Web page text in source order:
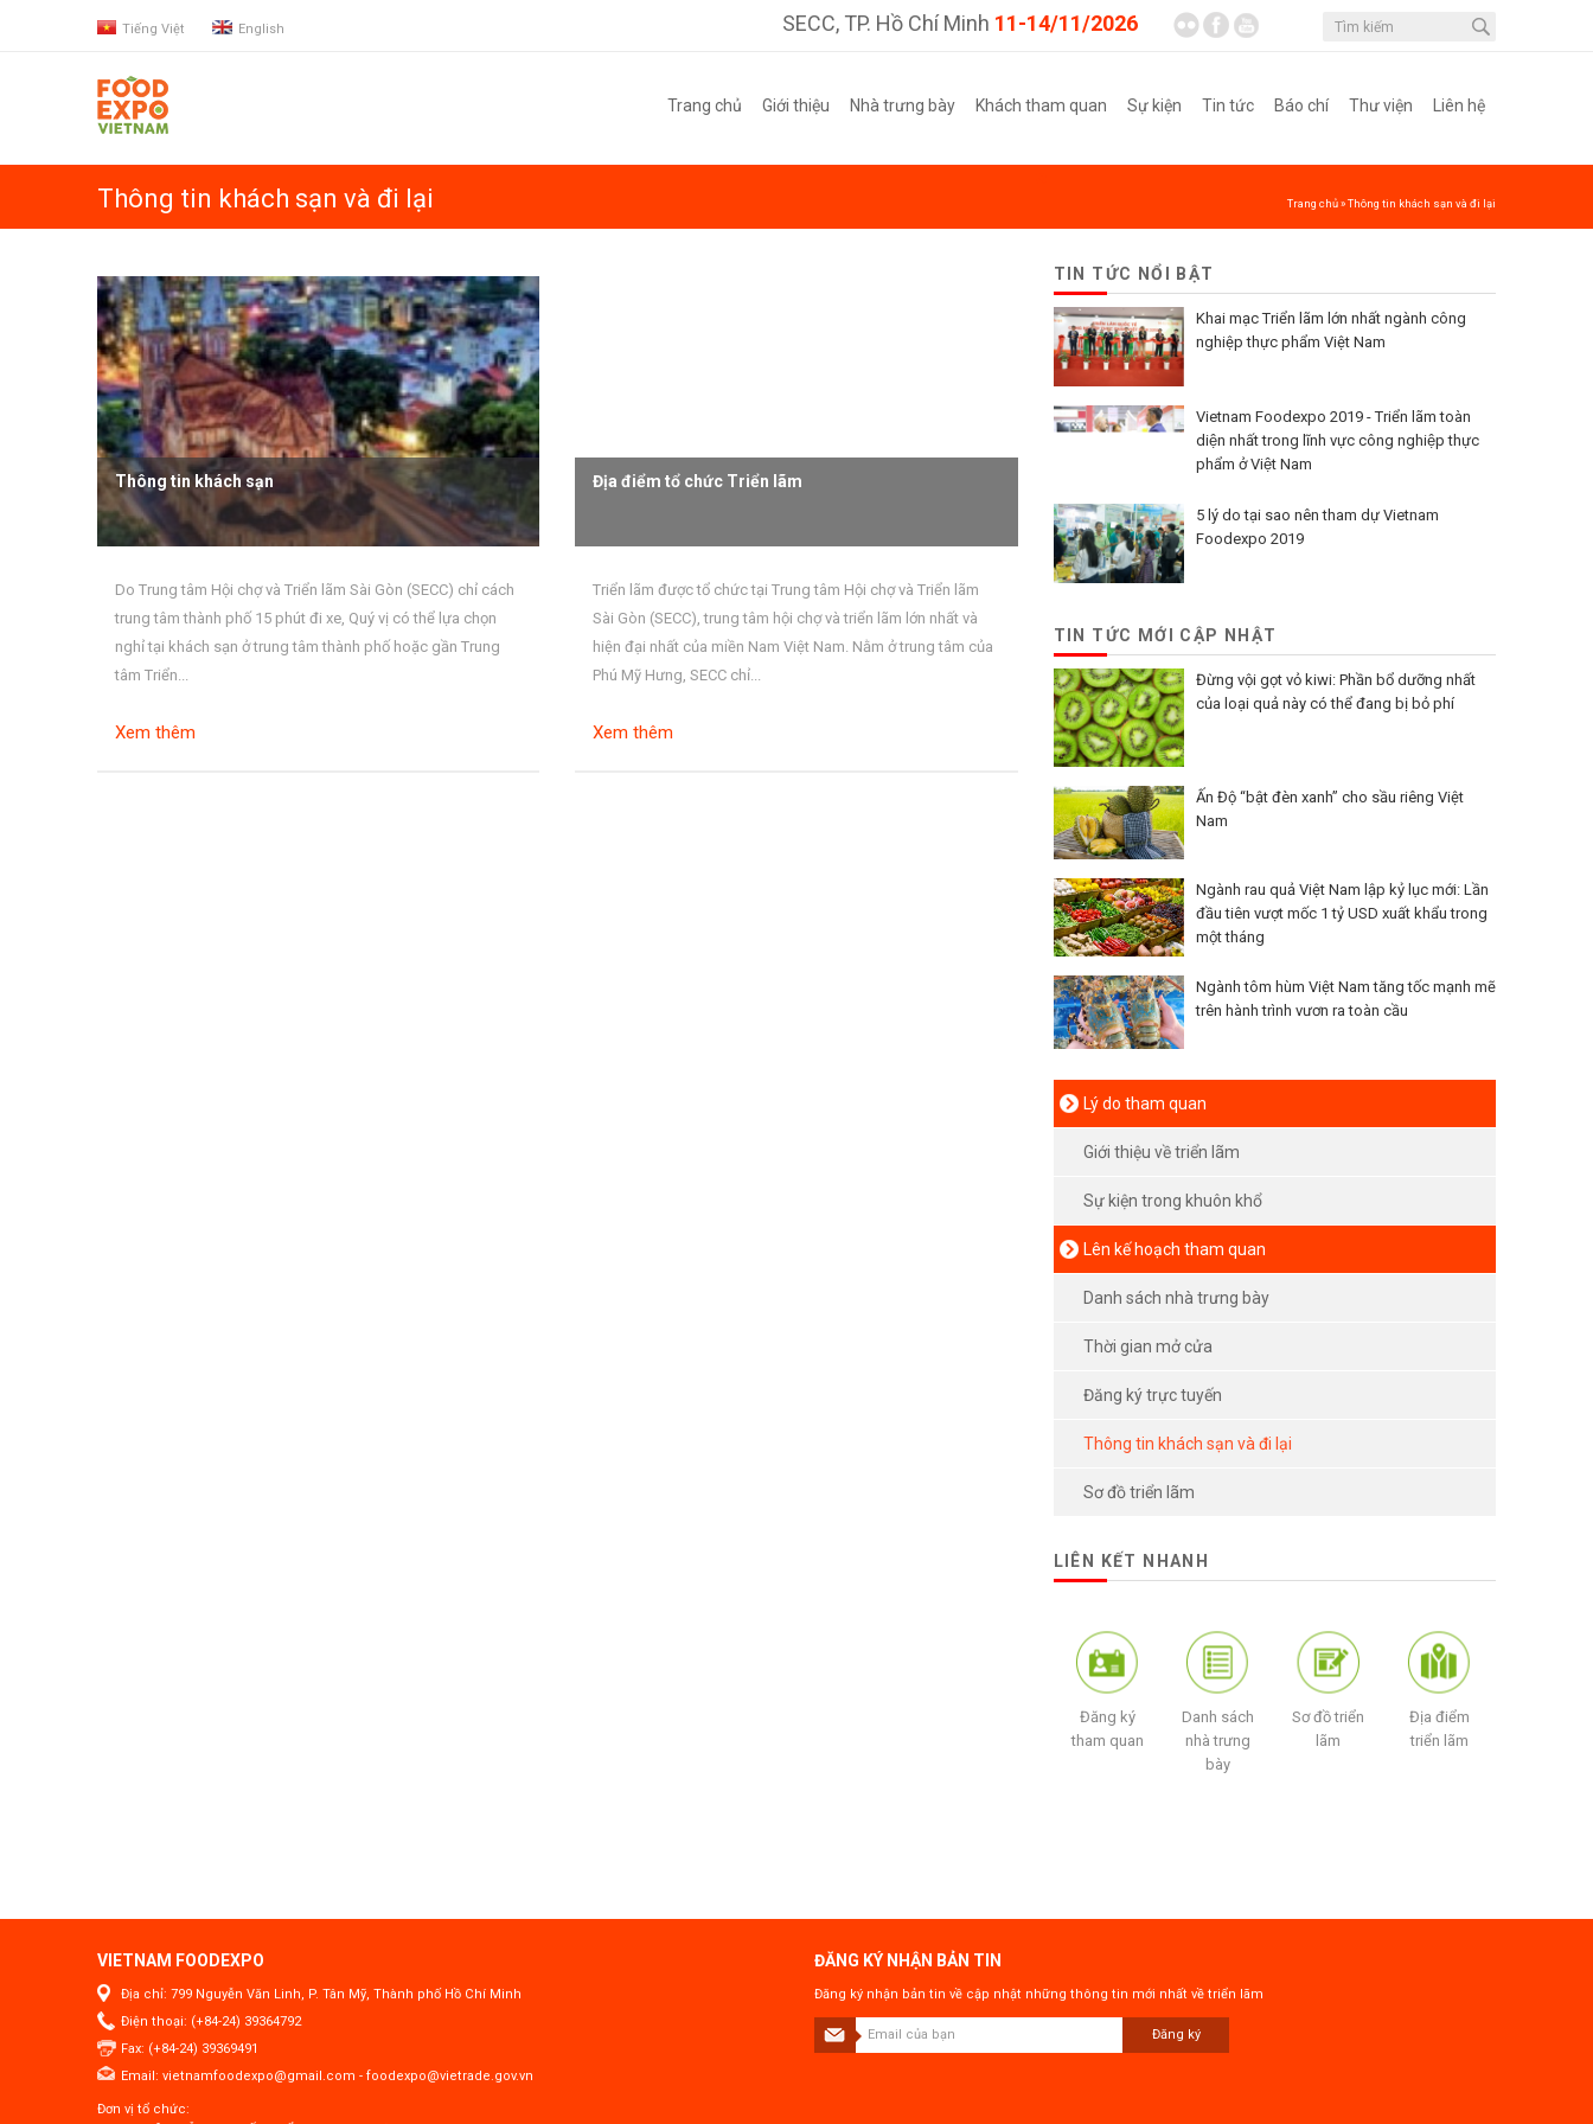
Tiếng Việt English SECC, TP. Hồ Chí Minh 11-14/11/2026
Trang chủ Giới thiệu Nhà trưng bày Khách tham quan Sự kiện Tin tức Báo chí Thư viện Liên hệ
Thông tin khách sạn và đi lại Trang chủ»Thông tin khách sạn và đi lại
Thông tin khách sạn
Do Trung tâm Hội chợ và Triển lãm Sài Gòn (SECC) chỉ cách
trung tâm thành phố 15 phút đi xe, Quý vị có thể lựa chọn
nghỉ tại khách sạn ở trung tâm thành phố hoặc gần Trung
tâm Triển...
Xem thêm
Địa điểm tổ chức Triển lãm
Triển lãm được tổ chức tại Trung tâm Hội chợ và Triển lãm
Sài Gòn (SECC), trung tâm hội chợ và triển lãm lớn nhất và
hiện đại nhất của miền Nam Việt Nam. Nằm ở trung tâm của
Phú Mỹ Hưng, SECC chỉ...
Xem thêm
TIN TỨC NỔI BẬT
Khai mạc Triển lãm lớn nhất ngành công
nghiệp thực phẩm Việt Nam
Vietnam Foodexpo 2019 - Triển lãm toàn
diện nhất trong lĩnh vực công nghiệp thực
phẩm ở Việt Nam
5 lý do tại sao nên tham dự Vietnam
Foodexpo 2019
TIN TỨC MỚI CẬP NHẬT
Đừng vội gọt vỏ kiwi: Phần bổ dưỡng nhất
của loại quả này có thể đang bị bỏ phí
Ấn Độ “bật đèn xanh” cho sầu riêng Việt
Nam
Ngành rau quả Việt Nam lập kỷ lục mới: Lần
đầu tiên vượt mốc 1 tỷ USD xuất khẩu trong
một tháng
Ngành tôm hùm Việt Nam tăng tốc mạnh mẽ
trên hành trình vươn ra toàn cầu
Lý do tham quan
Giới thiệu về triển lãm
Sự kiện trong khuôn khổ
Lên kế hoạch tham quan
Danh sách nhà trưng bày
Thời gian mở cửa
Đăng ký trực tuyến
Thông tin khách sạn và đi lại
Sơ đồ triển lãm
LIÊN KẾT NHANH
Đăng ký
tham quan
Danh sách
nhà trưng
bày
Sơ đồ triển
lãm
Địa điểm
triển lãm
VIETNAM FOODEXPO
Địa chỉ: 799 Nguyễn Văn Linh, P. Tân Mỹ, Thành phố Hồ Chí Minh
Điện thoại: (+84-24) 39364792
Fax: (+84-24) 39369491
Email: vietnamfoodexpo@gmail.com - foodexpo@vietrade.gov.vn
ĐĂNG KÝ NHẬN BẢN TIN
Đăng ký nhận bản tin về cập nhật những thông tin mới nhất về triển lãm
Đăng ký
Đơn vị tổ chức: